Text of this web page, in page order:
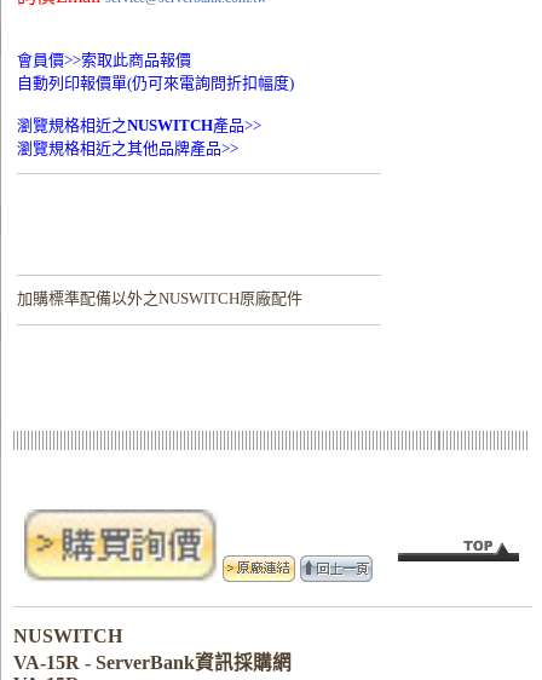
會員價>>索取此商品報價
自動列印報價單(仍可來電詢問折扣幅度)
瀏覽規格相近之NUSWITCH產品>>
瀏覽規格相近之其他品牌產品>>
加購標準配備以外之NUSWITCH原廠配件
NUSWITCH
VA-15R - ServerBank資訊採購網